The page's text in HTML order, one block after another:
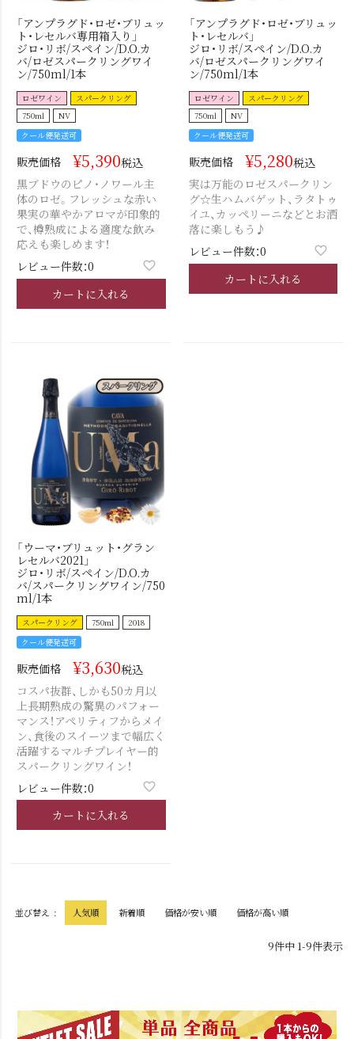
「アンプラグド・ロゼ・ブリュッ
ト・レセルバ専用箱入り」
ジロ・リボ/スペイン/D.O.カ
バ/ロゼスパークリングワイ
ン/750ml/1本
ロゼワイン
スパークリング
750ml
NV
クール便発送可
販売価格 ¥5,390税込
黒ブドウのピノ・ノワール主
体のロゼ。フレッシュな赤い
果実の華やかアロマが印象的
で、樽熟成による適度な飲み
応えも楽しめます！
レビュー件数：0
カートに入れる
「アンプラグド・ロゼ・ブリュッ
ト・レセルバ」
ジロ・リボ/スペイン/D.O.カ
バ/ロゼスパークリングワイ
ン/750ml/1本
ロゼワイン
スパークリング
750ml
NV
クール便発送可
販売価格 ¥5,280税込
実は万能のロゼスパークリン
グ☆生ハムバゲット、ラタトゥ
イユ、カッペリーニなどとお洒
落に楽しもう♪
レビュー件数：0
カートに入れる
「ウーマ・ブリュット・グラン
レセルバ2021」
ジロ・リボ/スペイン/D.O.カ
バ/スパークリングワイン/750
ml/1本
スパークリング 750ml
2018
クール便発送可
販売価格 ¥3,630税込
コスパ抜群、しかも50カ月以
上長期熟成の驚異のパフォー
マンス！アペリティフからメイ
ン、食後のスイーツまで幅広く
活躍するマルチプレイヤー的
スパークリングワイン！
レビュー件数：0
カートに入れる
並び替え 人気順 新着順 価格が安い順 価格が高い順
9件中 1-9件表示